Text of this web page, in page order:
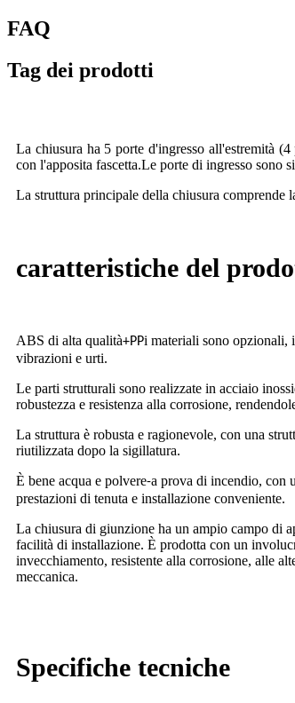
FAQ
Tag dei prodotti
La chiusura ha 5 porte d'ingresso all'estremità
con l'apposita fascetta.Le porte di ingresso sono
La struttura principale della chiusura comprende
caratteristiche del
ABS di alta qualità+PPi materiali sono
vibrazioni e urti.
Le parti strutturali sono realizzate in acciaio
robustezza e resistenza alla corrosione,
La struttura è robusta e ragionevole, con una
riutilizzata dopo la sigillatura.
È bene acqua e polvere-a prova di incendio, con
prestazioni di tenuta e installazione conveniente.
La chiusura di giunzione ha un ampio campo di
facilità di installazione. È prodotta con un
invecchiamento, resistente alla corrosione, alle
meccanica.
Specifiche tecniche